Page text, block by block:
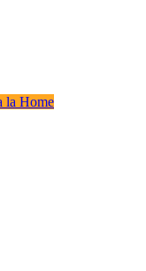
la Home